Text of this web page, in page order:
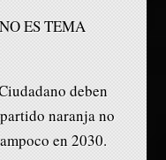
ES TEMA
deben
naranja no
en 2030.